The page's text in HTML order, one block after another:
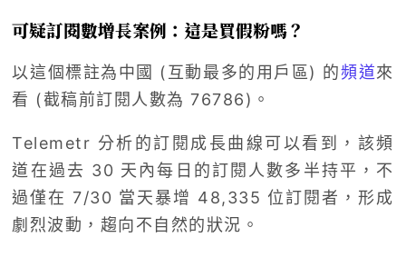
可疑訂閱數增長案例：這是買假粉嗎？
以這個標註為中國 (互動最多的用戶區) 的頻道來
看 (截稿前訂閱人數為 76786)。
Telemetr 分析的訂閱成長曲線可以看到，該頻
道在過去 30 天內每日的訂閱人數多半持平，不
過僅在 7/30 當天暴增 48,335 位訂閱者，形成
劇烈波動，趨向不自然的狀況。